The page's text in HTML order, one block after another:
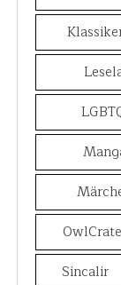
OwlCrate
Sincalir